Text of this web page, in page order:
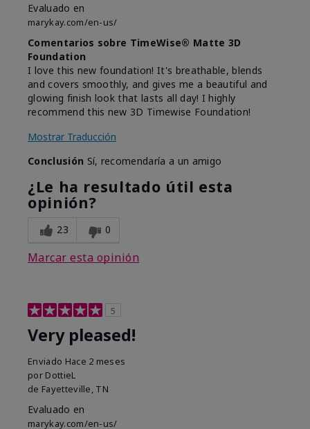
Evaluado en
marykay.com/en-us/
Comentarios sobre TimeWise® Matte 3D
Foundation
I love this new foundation! It's breathable, blends
and covers smoothly, and gives me a beautiful and
glowing finish look that lasts all day! I highly
recommend this new 3D Timewise Foundation!
Mostrar Traducción
Conclusión Sí, recomendaría a un amigo
¿Le ha resultado útil esta
opinión?
23 0
Marcar esta opinión
5
Very pleased!
Enviado Hace 2 meses
por DottieL
de Fayetteville, TN
Evaluado en
marykay.com/en-us/